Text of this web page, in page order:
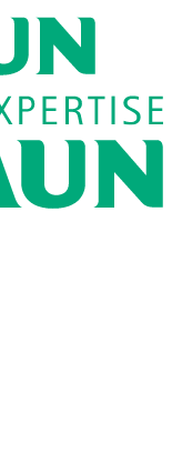
ター
いて
ラップ株式会社の